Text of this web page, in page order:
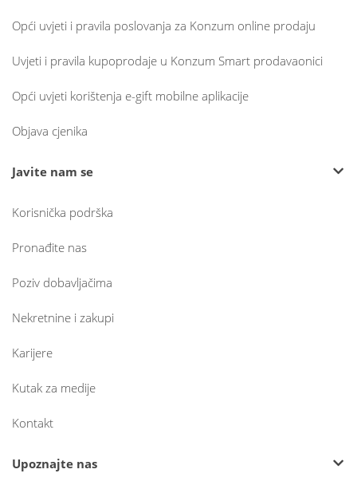
Opći uvjeti i pravila poslovanja za Konzum online prodaju
Uvjeti i pravila kupoprodaje u Konzum Smart prodavaonici
Opći uvjeti korištenja e-gift mobilne aplikacije
Objava cjenika
Javite nam se
Korisnička podrška
Pronađite nas
Poziv dobavljačima
Nekretnine i zakupi
Karijere
Kutak za medije
Kontakt
Upoznajte nas